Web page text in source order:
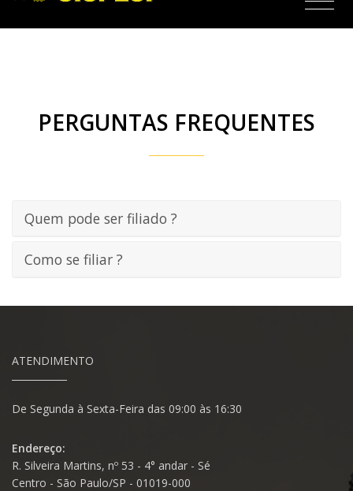
PERGUNTAS FREQUENTES
Quem pode ser filiado ?
Como se filiar ?
ATENDIMENTO
De Segunda à Sexta-Feira das 09:00 às 16:30
Endereço:
R. Silveira Martins, nº 53 - 4° andar - Sé
Centro - São Paulo/SP - 01019-000